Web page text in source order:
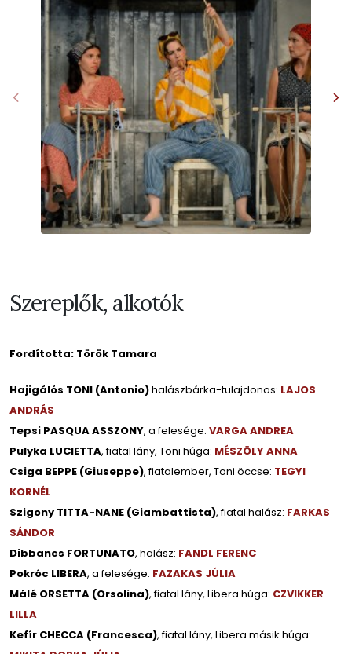
Szereplők, alkotók
Fordította: Török Tamara
Hajigálós TONI (Antonio)halászbárka-tulajdonos: LAJOS
ANDRÁS
Tepsi PASQUA ASSZONY, a felesége: VARGA ANDREA
Pulyka LUCIETTA, fiatal lány, Toni húga: MÉSZÖLY ANNA
Csiga BEPPE (Giuseppe), fiatalember, Toni öccse: TEGYI
KORNÉL
Szigony TITTA-NANE (Giambattista), fiatal halász: FARKAS
SÁNDOR
Dibbancs FORTUNATO, halász: FANDL FERENC
Pokróc LIBERA, a felesége: FAZAKAS JÚLIA
Málé ORSETTA (Orsolina), fiatal lány, Libera húga: CZVIKKER
LILLA
Kefír CHECCA (Francesca), fiatal lány, Libera másik húga: